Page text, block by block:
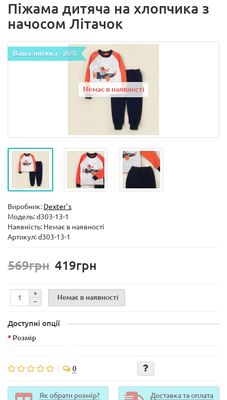
Піжама дитяча на хлопчика з
начосом Літачок
Ваша знижка: -26%
Немає в наявності
Виробник: Dexter`s
Модель:d303-13-1
Наявність: Немає в наявності
Артикул: d303-13-1
569грн 419грн
Немає в наявності
Доступні опції
Розмір
0
Як обрати розмір? Доставка та оплата